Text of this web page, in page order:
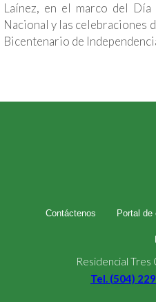
Laínez, en el marco del Día
Nacional y las celebraciones
Bicentenario de
Contáctenos Portal de
Residencial Tres
Tel. (504)